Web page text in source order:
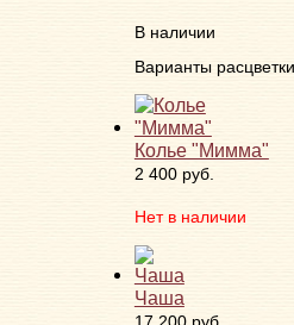
В наличии
Варианты расцветки
Колье "Мимма"
2 400 руб.
Нет в наличии
Чаша